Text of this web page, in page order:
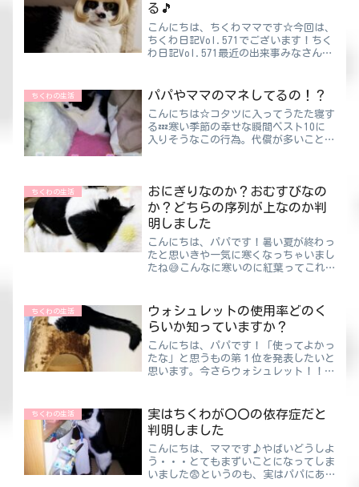
る🎵
こんにちは、ちくわママです☆今回は、
ちくわ日記Vol.571でございます！ちく
わ日記Vol.571最近の出来事みなさん
うと思ったら行けるんですが…何かお金
がもったいなく...
ちくわの生活 パパやママのマネしてるの！？
こんにちは☆コタツに入ってうたた寝す
る💤寒い季節の幸せな瞬間ベスト10に
入りそうなこの行為。代償が多いことで
の確率で風邪をひきます😫コ...
ちくわの生活
おにぎりなのか？おむすびなの
か？どちらの序列が上なのか判
明しました
こんにちは、パパです！暑い夏が終わっ
たと思いきや一気に寒くなっちゃいまし
たね😅こんなに寒いのに紅葉ってこれ
からピクニックをするのは今しかないん
です！！そしてピクニックと...
ちくわの生活
ウォシュレットの使用率どのく
らいか知っていますか？
こんにちは、パパです！「使ってよかっ
たな」と思うもの第１位を発表したいと
思います。今さらウォシュレット！！も
こともなかったのです。使い方がわから
ないから？う〇ち💩付いて...
ちくわの生活
実はちくわが〇〇の依存症だと
判明しました
こんにちは、ママです♪やばいどうしよ
う・・・とてもまずいことになってしま
いました😨というのも、実はパパにあ